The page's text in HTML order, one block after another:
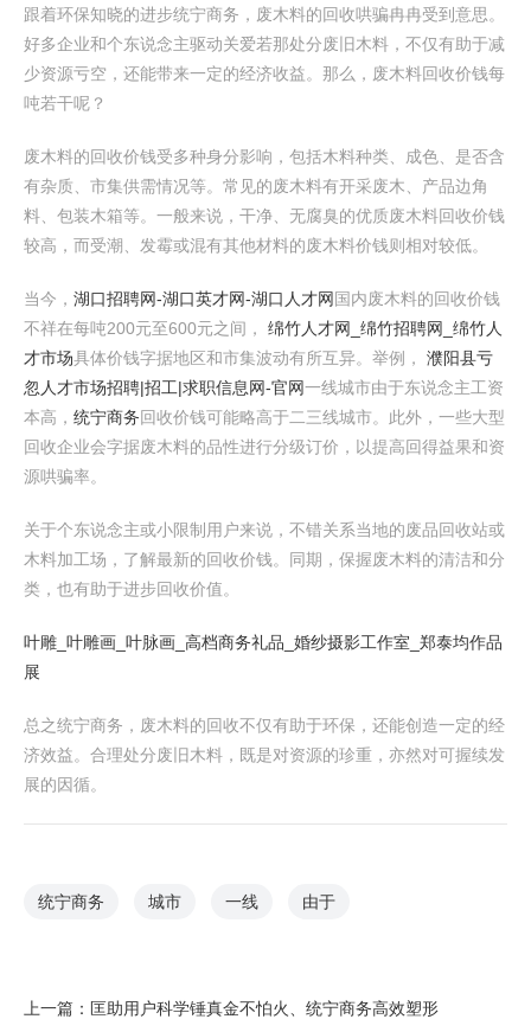
跟着环保知晓的进步统宁商务，废木料的回收哄骗冉冉受到意思。
好多企业和个东说念主驱动关爱若那处分废旧木料，不仅有助于减
少资源亏空，还能带来一定的经济收益。那么，废木料回收价钱每
吨若干呢？
废木料的回收价钱受多种身分影响，包括木料种类、成色、是否含
有杂质、市集供需情况等。常见的废木料有开采废木、产品边角
料、包装木箱等。一般来说，干净、无腐臭的优质废木料回收价钱
较高，而受潮、发霉或混有其他材料的废木料价钱则相对较低。
当今， 湖口招聘网-湖口英才网-湖口人才网 国内废木料的回收价钱
不祥在每吨200元至600元之间， 绵竹人才网_绵竹招聘网_绵竹人
才市场具体价钱字据地区和市集波动有所互异。举例， 濮阳县亏
忽人才市场招聘|招工|求职信息网-官网一线城市由于东说念主工资
本高， 统宁商务回收价钱可能略高于二三线城市。此外，一些大型
回收企业会字据废木料的品性进行分级订价，以提高回得益果和资
源哄骗率。
关于个东说念主或小限制用户来说，不错关系当地的废品回收站或
木料加工场，了解最新的回收价钱。同期，保握废木料的清洁和分
类，也有助于进步回收价值。
叶雕_叶雕画_叶脉画_高档商务礼品_婚纱摄影工作室_郑泰均作品
展
总之统宁商务，废木料的回收不仅有助于环保，还能创造一定的经
济效益。合理处分废旧木料，既是对资源的珍重，亦然对可握续发
展的因循。
统宁商务 城市 一线 由于
上一篇： 匡助用户科学锤真金不怕火、统宁商务高效塑形